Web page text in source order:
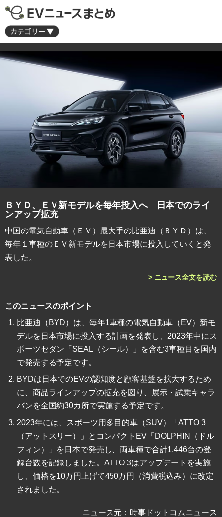
ＢＹＤ、ＥＶ新モデルを毎年投入へ 日本でのライ
ンアップ拡充
中国の電気自動車（ＥＶ）最大手の比亜迪（ＢＹＤ）は、
毎年１車種のＥＶ新モデルを日本市場に投入していくと発
表した。
> ニュース全文を読む
このニュースのポイント
比亜迪（BYD）は、毎年1車種の電気自動車（EV）新モ
デルを日本市場に投入する計画を発表し、2023年中にス
ポーツセダン「SEAL（シール）」を含む3車種目を国内
で発売する予定です。
BYDは日本でのEVの認知度と顧客基盤を拡大するため
に、商品ラインアップの拡充を図り、展示・試乗キャラ
バンを全国約30カ所で実施する予定です。
2023年には、スポーツ用多目的車（SUV）「ATTO 3
（アットスリー）」とコンパクトEV「DOLPHIN（ドル
フィン）」を日本で発売し、両車種で合計1,446台の登
録台数を記録しました。ATTO 3はアップデートを実施
し、価格を10万円上げて450万円（消費税込み）に改定
されました。
ニュース元：時事ドットコムニュース